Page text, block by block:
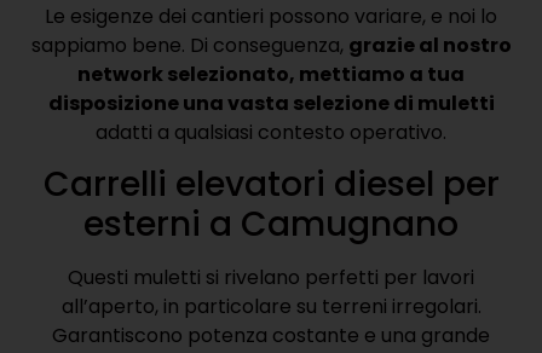
Le esigenze dei cantieri possono variare, e noi lo
sappiamo bene. Di conseguenza, grazie al nostro
network selezionato, mettiamo a tua
disposizione una vasta selezione di muletti
adatti a qualsiasi contesto operativo.
Carrelli elevatori diesel per
esterni a Camugnano
Questi muletti si rivelano perfetti per lavori
all’aperto, in particolare su terreni irregolari.
Garantiscono potenza costante e una grande